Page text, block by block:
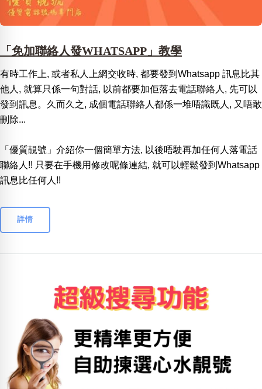
「免加聯絡人發WHATSAPP」教學
有時工作上, 或者私人上網交收時, 都要發到Whatsapp 訊息比其
他人, 就算只係一句對話, 以前都要加佢落去電話聯絡人, 先可以
發到訊息。久而久之, 成個電話聯絡人都係一堆唔識既人, 又唔敢
刪除...
「優質靚號」介紹你一個簡單方法, 以後唔駛再加任何人落電話
聯絡人!! 只要在手機用修改呢條連結, 就可以輕鬆發到Whatsapp
訊息比任何人!!
詳情